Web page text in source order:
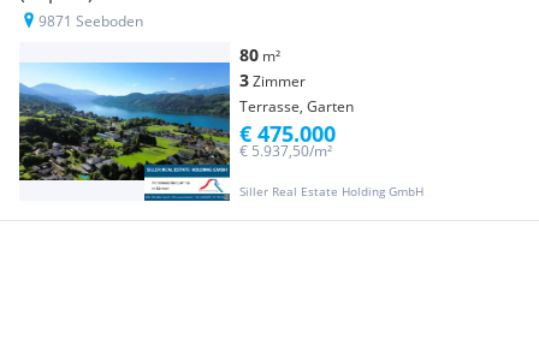
9871 Seeboden
80 m²
3Zimmer
Terrasse, Garten
Siller Real Estate Holding GmbH
€ 5.937,50/m²
€ 475.000